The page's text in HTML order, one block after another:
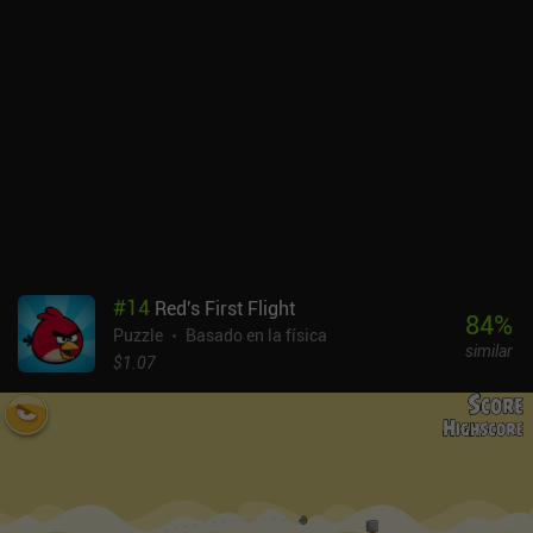
gran entretenimiento para toda la familia. Inventioneers es un
juego premium de 2,99 $, pero también hay una versión demo
gratuita con un único iAP para desbloquear el juego completo.
#14 Red's First Flight
Puzzle
Basado en la física
$1.07
84%
similar